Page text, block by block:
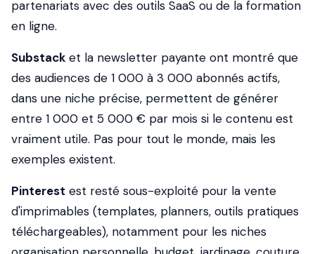
partenariats avec des outils SaaS ou de la formation
en ligne.
Substack et la newsletter payante ont montré que
des audiences de 1 000 à 3 000 abonnés actifs,
dans une niche précise, permettent de générer
entre 1 000 et 5 000 € par mois si le contenu est
vraiment utile. Pas pour tout le monde, mais les
exemples existent.
Pinterest est resté sous-exploité pour la vente
d'imprimables (templates, planners, outils pratiques
téléchargeables), notamment pour les niches